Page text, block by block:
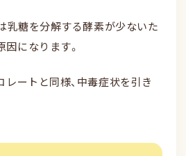
乳糖を分解する酵素が少ないた
因になります。
レートと同様、中毒症状を引き